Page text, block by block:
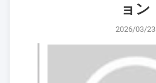
ョン
2026/03/23